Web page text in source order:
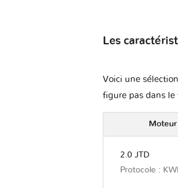
Les
Voici une
figure pas dans le
Moteur
2.0 JTD
Protocole :